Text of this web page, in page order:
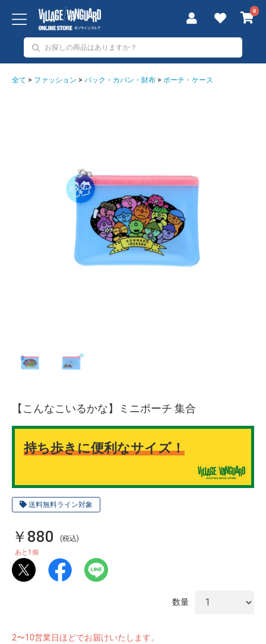
0
全て > ファッション > バック・カバン・財布 > ポーチ・ケース
送料無料ライン対象
【こんなこいるかな】ミニポーチ 集合
持ち歩きに便利なサイズ！
￥880 (税込)
あと 1 個
数量
2〜10営業日ほどでお届けいたします。